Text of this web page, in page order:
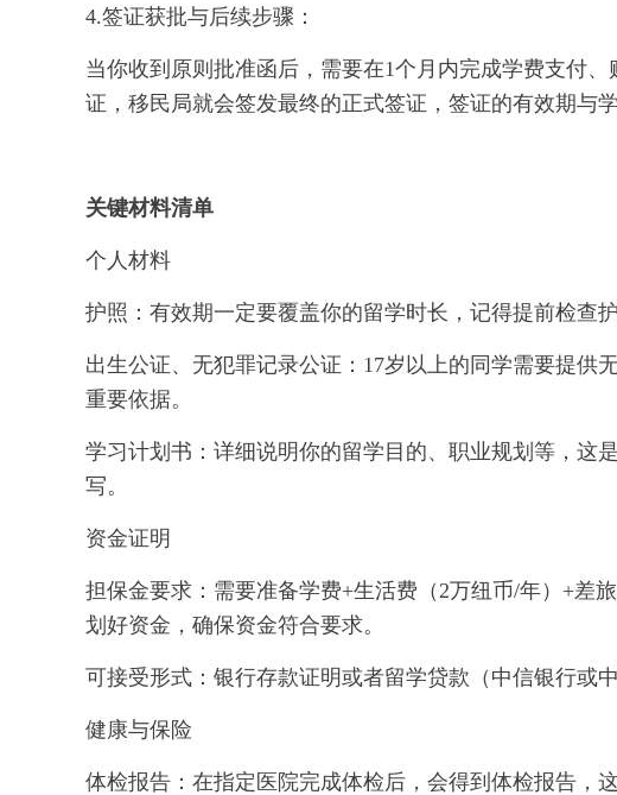
4.签证获批与后续步骤：
当你收到原则批准函后，需要在1个月内完成学费支付
证，移民局就会签发最终的正式签证，签证的有效期与
关键材料清单
个人材料
护照：有效期一定要覆盖你的留学时长，记得提前检查
出生公证、无犯罪记录公证：17岁以上的同学需要提供
重要依据。
学习计划书：详细说明你的留学目的、职业规划等，这
写。
资金证明
担保金要求：需要准备学费+生活费（2万纽币/年）+差
划好资金，确保资金符合要求。
可接受形式：银行存款证明或者留学贷款（中信银行或
健康与保险
体检报告：在指定医院完成体检后，会得到体检报告，